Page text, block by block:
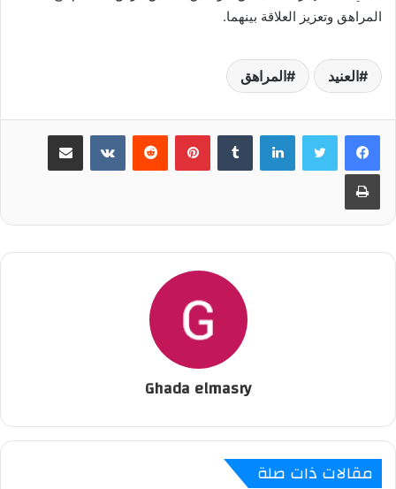
المراهق وتعزيز العلاقة بينهما.
العنيد المراهق
لينكدإن بينتيريست
Ghada elmasry
مقالات ذات صلة